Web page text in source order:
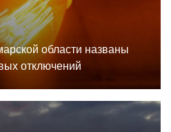
области названы
отключений